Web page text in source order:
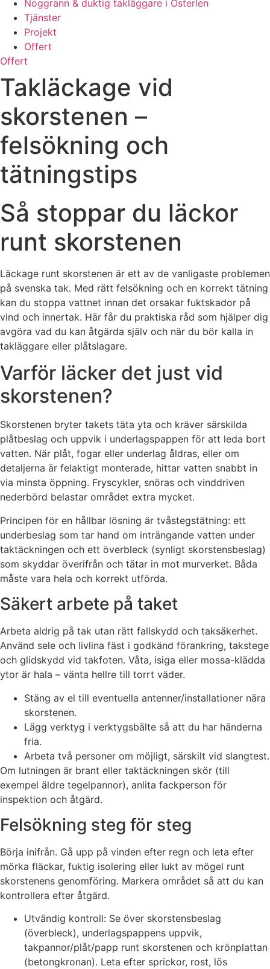
Noggrann & duktig takläggare i Österlen
Tjänster
Projekt
Offert
Offert
Takläckage vid
skorstenen –
felsökning och
tätningstips
Så stoppar du läckor
runt skorstenen
Läckage runt skorstenen är ett av de vanligaste problemen
på svenska tak. Med rätt felsökning och en korrekt tätning
kan du stoppa vattnet innan det orsakar fuktskador på
vind och innertak. Här får du praktiska råd som hjälper dig
avgöra vad du kan åtgärda själv och när du bör kalla in
takläggare eller plåtslagare.
Varför läcker det just vid
skorstenen?
Skorstenen bryter takets täta yta och kräver särskilda
plåtbeslag och uppvik i underlagspappen för att leda bort
vatten. När plåt, fogar eller underlag åldras, eller om
detaljerna är felaktigt monterade, hittar vatten snabbt in
via minsta öppning. Fryscykler, snöras och vinddriven
nederbörd belastar området extra mycket.
Principen för en hållbar lösning är tvåstegstätning: ett
underbeslag som tar hand om inträngande vatten under
taktäckningen och ett överbleck (synligt skorstensbeslag)
som skyddar överifrån och tätar in mot murverket. Båda
måste vara hela och korrekt utförda.
Säkert arbete på taket
Arbeta aldrig på tak utan rätt fallskydd och taksäkerhet.
Använd sele och livlina fäst i godkänd förankring, takstege
och glidskydd vid takfoten. Våta, isiga eller mossa-klädda
ytor är hala – vänta hellre till torrt väder.
Stäng av el till eventuella antenner/installationer nära
skorstenen.
Lägg verktyg i verktygsbälte så att du har händerna
fria.
Arbeta två personer om möjligt, särskilt vid slangtest.
Om lutningen är brant eller taktäckningen skör (till
exempel äldre tegelpannor), anlita fackperson för
inspektion och åtgärd.
Felsökning steg för steg
Börja inifrån. Gå upp på vinden efter regn och leta efter
mörka fläckar, fuktig isolering eller lukt av mögel runt
skorstenens genomföring. Markera området så att du kan
kontrollera efter åtgärd.
Utvändig kontroll: Se över skorstensbeslag
(överbleck), underlagspappens uppvik,
takpannor/plåt/papp runt skorstenen och krönplattan
(betongkronan). Leta efter sprickor, rost, lös